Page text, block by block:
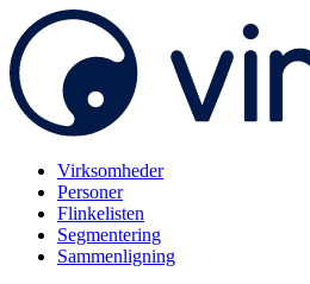
Virksomheder
Personer
Flinkelisten
Segmentering
Sammenligning